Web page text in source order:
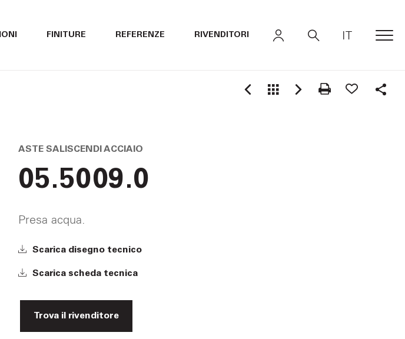
FINITURE REFERENZE RIVENDITORI IT
Share
ASTE SALISCENDI ACCIAIO
05.5009.0
Presa acqua.
Scarica disegno tecnico
Scarica scheda tecnica
Trova il rivenditore